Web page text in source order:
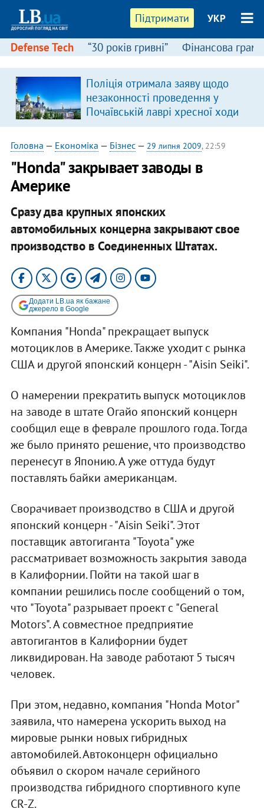
Підтримати УКР
Defense Tech “30 років гривні” Фінансова
Поліція отримала заяву щодо
незаконності проведення у
Почаївській лаврі хресної ходи
Головна — Економіка — Бізнес— 29 липня 2009, 22:59
"Honda" закрывает заводы в
Америке
Сразу два крупных японских
автомобильных концерна закрывают свое
производство в Соединенных Штатах.
Додати LB.ua як бажане
джерело в Google
Компания "Honda" прекращает выпуск
мотоциклов в Америке. Также уходит с рынка
США и другой японский концерн - "Aisin Seiki".
О намерении прекратить выпуск мотоциклов
на заводе в штате Огайо японский концерн
сообщил еще в феврале прошлого года. Тогда
же было принято решение, что производство
перенесут в Японию. А уже оттуда будут
поставлять байки американцам.
Сворачивает производство в США и другой
японский концерн - "Aisin Seiki". Этот
поставщик автогиганта "Toyota" уже
рассматривает возможность закрытия завода
в Калифорнии. Пойти на такой шаг в
компании решились после сообщений о том,
что "Toyota" разрывает проект с "General
Motors". А совместное предприятие
автогигантов в Калифорнии будет
ликвидирован. На заводе работают 5 тысяч
человек.
При этом, недавно, компания "Honda Motor"
заявила, что намерена ускорить выход на
мировые рынки новых гибридных
автомобилей. Автоконцерн официально
объявил о скором начале серийного
производства гибридного спортивного купе
CR-Z.